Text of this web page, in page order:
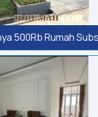
500Rb Rumah